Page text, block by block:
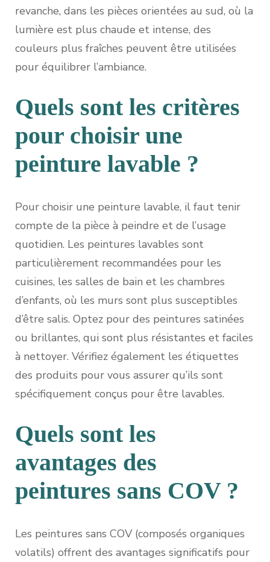
revanche, dans les pièces orientées au sud, où la
lumière est plus chaude et intense, des
couleurs plus fraîches peuvent être utilisées
pour équilibrer l’ambiance.
Quels sont les critères
pour choisir une
peinture lavable ?
Pour choisir une peinture lavable, il faut tenir
compte de la pièce à peindre et de l’usage
quotidien. Les peintures lavables sont
particulièrement recommandées pour les
cuisines, les salles de bain et les chambres
d’enfants, où les murs sont plus susceptibles
d’être salis. Optez pour des peintures satinées
ou brillantes, qui sont plus résistantes et faciles
à nettoyer. Vérifiez également les étiquettes
des produits pour vous assurer qu’ils sont
spécifiquement conçus pour être lavables.
Quels sont les
avantages des
peintures sans COV ?
Les peintures sans COV (composés organiques
volatils) offrent des avantages significatifs pour